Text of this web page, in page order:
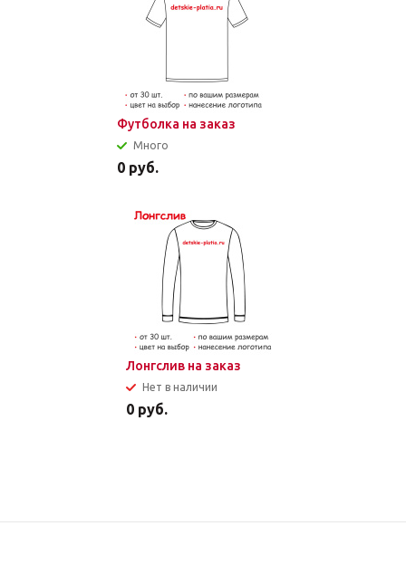
Футболка на заказ
Много
0 руб.
Лонгслив на заказ
Нет в наличии
0 руб.